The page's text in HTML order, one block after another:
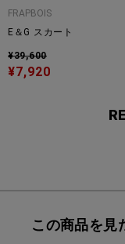
FRAPBOIS
E＆G スカート
¥39,600
¥7,920
この商品を見